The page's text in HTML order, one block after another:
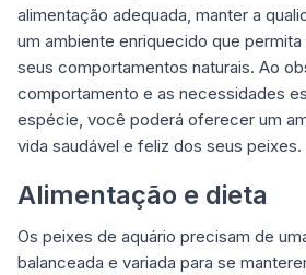
alimentação adequada, manter a
um ambiente enriquecido que
seus comportamentos naturais. Ao
comportamento e as necessidades
espécie, você poderá oferecer um
vida saudável e feliz dos seus peixes.
Alimentação e dieta
Os peixes de aquário precisam de
balanceada e variada para se